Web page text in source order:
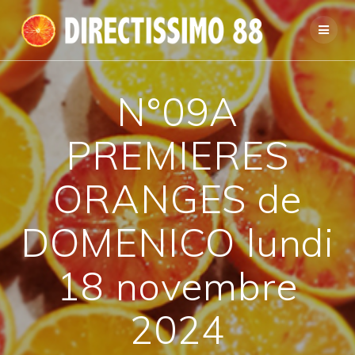
Passer
au
contenu
N°09A
PREMIERES
ORANGES de
DOMENICO lundi
18 novembre
2024